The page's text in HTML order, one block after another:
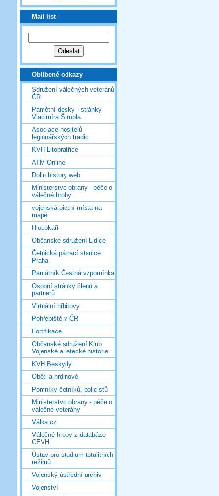
Mail list
Oblíbené odkazy
Sdružení válečných veteránů
ČR
Pamětní desky - stránky
Vladimíra Štrupla
Asociace nositelů
legionářských tradic
KVH Litobratřice
ATM Online
Dolin history web
Ministerstvo obrany - péče o
válečné hroby
vojenská pietní místa na
mapě
Hloubkaři
Občanské sdružení Lidice
Četnická pátrací stanice
Praha
Památník Čestná vzpomínka
Osobní stránky členů a
partnerů
Virtuální hřbitovy
Pohřebiště v ČR
Fortifikace
Občanské sdružení Klub
Vojenské a letecké historie
KVH Beskydy
Oběti a hrdinové
Pomníky četníků, policistů
Ministerstvo obrany - péče o
válečné veterány
Válka.cz
Válečné hroby z databáze
CEVH
Ústav pro studium totalitních
režimů
Vojenský ústřední archiv
Vojenství